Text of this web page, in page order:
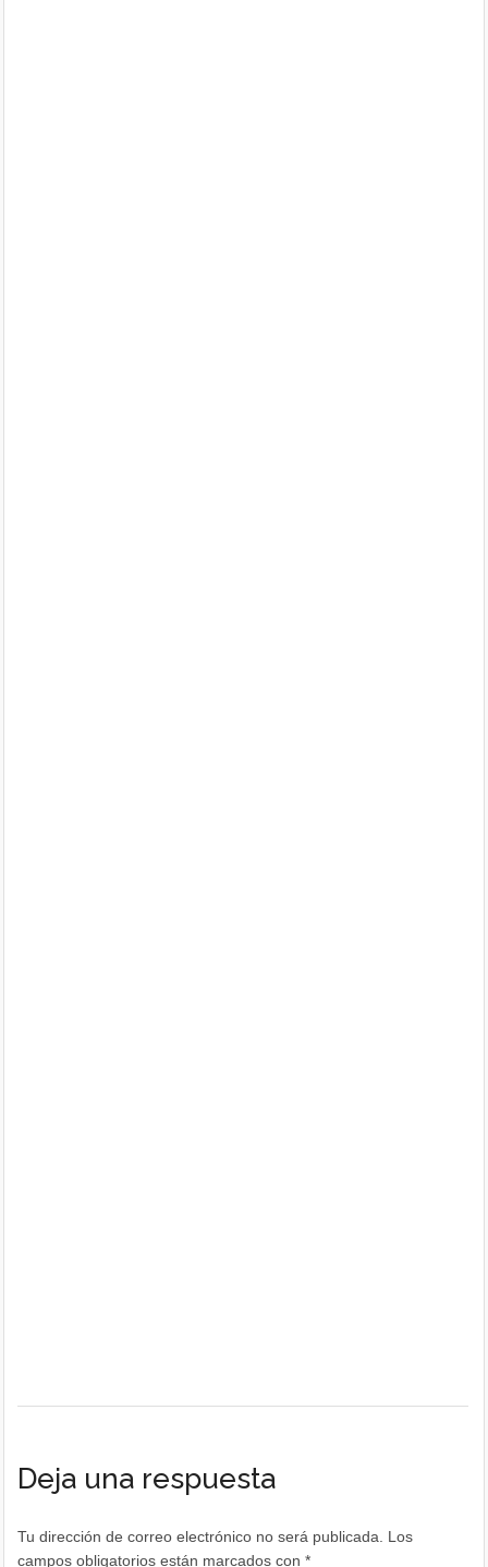
Deja una respuesta
Tu dirección de correo electrónico no será publicada.
Los
campos obligatorios están marcados con*